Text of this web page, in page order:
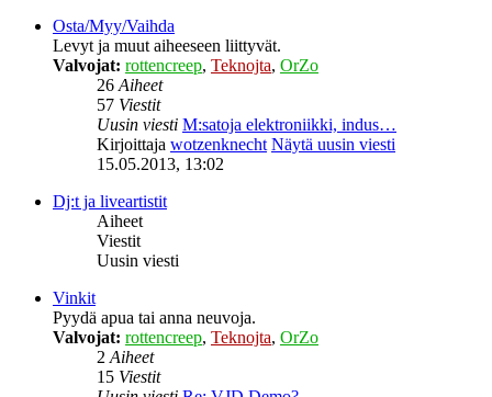
Osta/Myy/Vaihda
Levyt ja muut aiheeseen liittyvät.
Valvojat: rottencreep, Teknojta, OrZo
26Aiheet
57 Viestit
Uusin viesti M:satoja elektroniikki, indus…
Kirjoittaja wotzenknecht Näytä uusin viesti
15.05.2013, 13:02
Dj:t ja liveartistit
Aiheet
Viestit
Uusin viesti
Vinkit
Pyydä apua tai anna neuvoja.
Valvojat: rottencreep, Teknojta, OrZo
2Aiheet
15 Viestit